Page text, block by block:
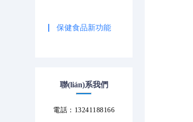
保健食品新功能
聯(lián)系我們
電話：13241188166